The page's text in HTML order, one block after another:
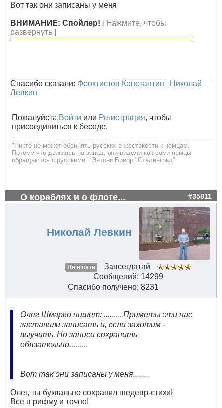
Вот так они записаны у меня
ВНИМАНИЕ: Спойлер! [ Нажмите, чтобы
развернуть ]
Спасибо сказали: Феоктистов Константин , Николай
Левкин
Пожалуйста Войти или Регистрация, чтобы
присоединиться к беседе.
"Никто не может обвинять русских в жестокости к немцам.
Потому что двигаясь на запад, они видели как сами немцы
обращаются с русскими." Энтони Бивор "Сталинград"
О кораблях и о флоте... #35811
Николай Левкин
Не в сети
Завсегдатай
Сообщений: 14299
Спасибо получено: 8231
Олег Шмарко пишет: ..........Приметы эти нас
заставили записать и, если захотим -
выучить. Но записи сохранить
обязательно.........
Вот так они записаны у меня........
Олег, ты буквально сохранил шедевр-стихи!
Все в рифму и точно!